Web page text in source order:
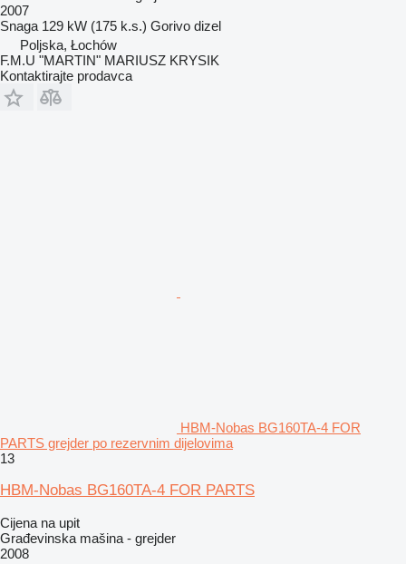
2007
Snaga 129 kW (175 k.s.) Gorivo dizel
Poljska, Łochów
F.M.U "MARTIN" MARIUSZ KRYSIK
Kontaktirajte prodavca
HBM-Nobas BG160TA-4 FOR
PARTS grejder po rezervnim dijelovima
13
HBM-Nobas BG160TA-4 FOR PARTS
Cijena na upit
Građevinska mašina - grejder
2008